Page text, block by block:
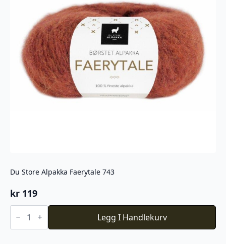
Du Store Alpakka Faerytale 743
kr 119
Du
Store
Faerytale
Legg I Handlekurv